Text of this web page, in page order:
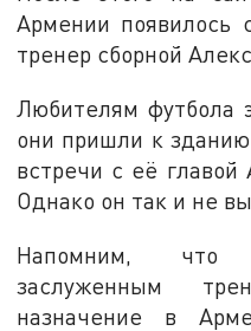
Армении появилось
тренер сборной
Любителям футбола
они пришли к
встречи с её
Однако он так и не
Напомним, что
заслуженным
назначение в